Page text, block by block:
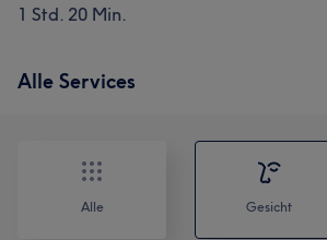
1 Std. 20 Min.
Alle Services
Alle Gesicht